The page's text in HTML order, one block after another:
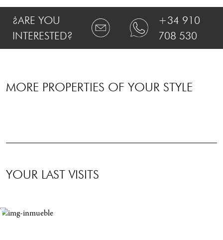
¿ARE YOU
INTERESTED?
+34 910
708 530
MORE PROPERTIES OF YOUR STYLE
YOUR LAST VISITS